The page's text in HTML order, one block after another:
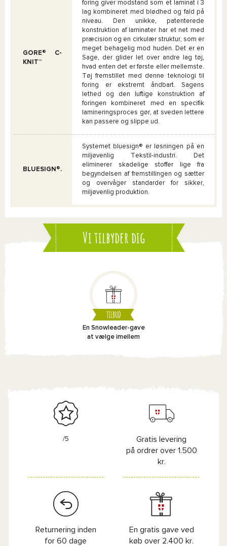
GORE® C-
KNIT™
foring giver modstand som et laminat i 3
lag kombineret med blødhed og fald på
niveau. Den unikke, patenterede
konstruktion af laminater har et net med
præcision og en cirkulær struktur, som er
meget behagelig mod huden. Det er en
Sage, der glider let over andre lag tøj,
hvad enten det er første eller mellemste.
Tøj fremstillet med denne teknologi til
foring er ekstremt åndbart. Sagens
lethed og den luftige konstruktion af
foringen kombineret med en specifik
lamineringsproces gør, at sveden lettere
kan passere og slippe ud.
BLUESIGN®.
Systemet bluesign® er løsningen på en
miljøvenlig Tekstil-industri. Det
eliminerer skadelige stoffer lige fra
begyndelsen af fremstillingen og sætter
og overvåger standarder for sikker,
miljøvenlig produktion.
Vi tilbyder dig
TILBUD
En Snowleader-gave
at vælge imellem
/5
Gratis levering
på ordrer over 1.500
kr.
Returnering inden
for 60 dage
En gratis gave ved
køb over 2.400 kr.